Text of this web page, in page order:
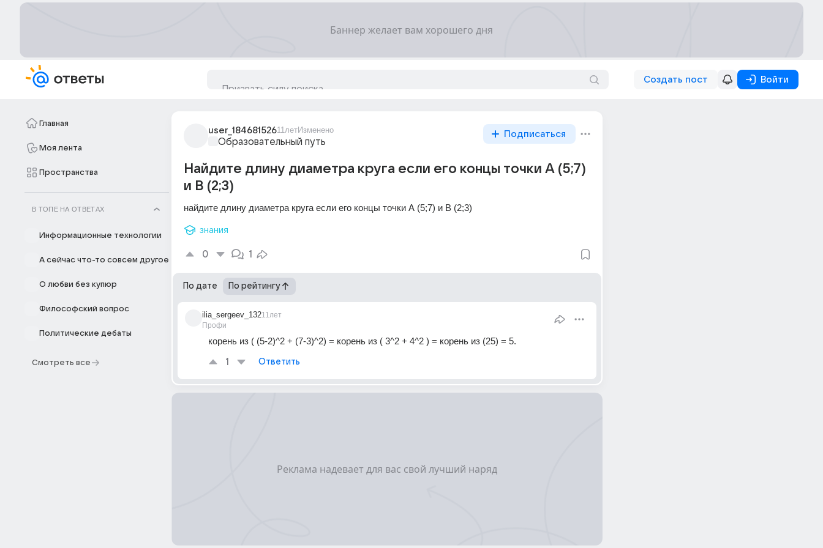
Создать пост Войти
Главная
Моя лента
Пространства
В ТОПЕ НА ОТВЕТАХ
Информационные технологии
А сейчас что-то совсем другое
О любви без купюр
Философский вопрос
Политические дебаты
Смотреть все
user_18468152611летИзменено
Образовательный путь
Подписаться
Найдите длину диаметра круга если его концы точки А (5;7)
и В (2;3)
найдите длину диаметра круга если его концы точки А (5;7) и В (2;3)
знания
0 1
По дате По рейтингу
ilia_sergeev_132
Профи
11лет
корень из ( (5-2)^2 + (7-3)^2) = корень из ( 3^2 + 4^2 ) = корень из (25) = 5.
1 Ответить